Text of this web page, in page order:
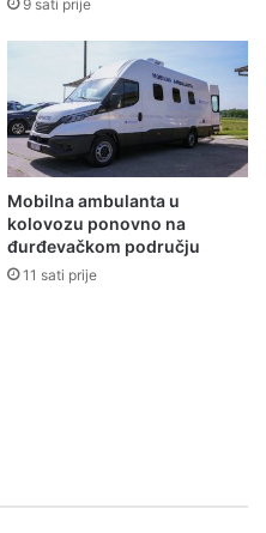
9 sati prije
Mobilna ambulanta u
kolovozu ponovno na
đurđevačkom području
11 sati prije